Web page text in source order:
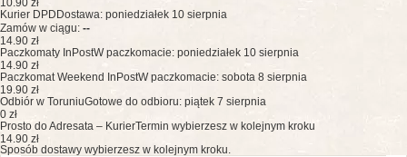
10.90 zł
Kurier DPDDostawa: poniedziałek 10 sierpnia
Zamów w ciągu: --
14.90 zł
Paczkomaty InPostW paczkomacie: poniedziałek 10 sierpnia
14.90 zł
Paczkomat Weekend InPostW paczkomacie: sobota 8 sierpnia
19.90 zł
Odbiór w ToruniuGotowe do odbioru: piątek 7 sierpnia
0 zł
Prosto do Adresata – KurierTermin wybierzesz w kolejnym kroku
14.90 zł
Sposób dostawy wybierzesz w kolejnym kroku.